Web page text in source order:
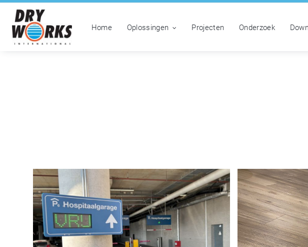
Home Oplossingen Projecten Onderzoek